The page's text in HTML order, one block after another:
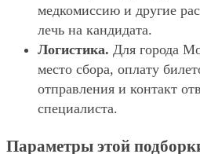
медкомиссию и другие
лечь на кандидата.
Логистика. Для города
место сбора, оплату
отправления и контакт
специалиста.
Параметры этой